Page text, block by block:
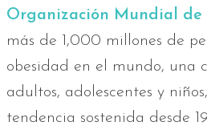
Organización Mundial de
más de 1,000 millones de
obesidad en el mundo, una
adultos, adolescentes y
tendencia sostenida desde